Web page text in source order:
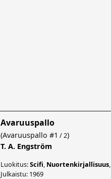
Avaruuspallo
(Avaruuspallo #1 / 2)
T. A. Engström
Luokitus:Scifi, Nuortenkirjallisuus,
Julkaistu: 1969